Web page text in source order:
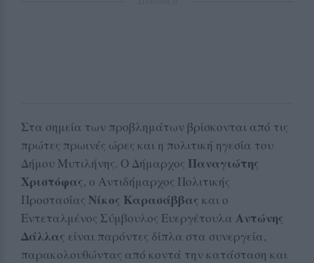
Στα σημεία των προβλημάτων βρίσκονται από τις
πρώτες πρωινές ώρες και η πολιτική ηγεσία του
Δήμου Μυτιλήνης. Ο Δήμαρχος Παναγιώτης
Χριστόφας, ο Αντιδήμαρχος Πολιτικής
Προστασίας Νίκος Καρασάββας και ο
Εντεταλμένος Σύμβουλος Ευεργέτουλα Αντώνης
Δάλλας είναι παρόντες δίπλα στα συνεργεία,
παρακολουθώντας από κοντά την κατάσταση και